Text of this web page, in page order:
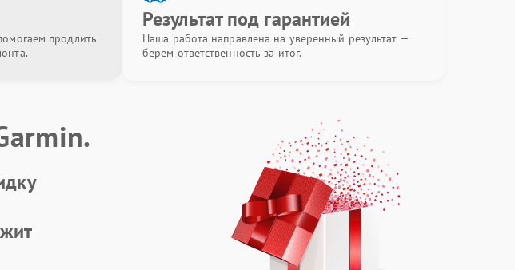
продлить
Результат под гарантией
Наша работа направлена на уверенный результат —
берём ответственность за итог.